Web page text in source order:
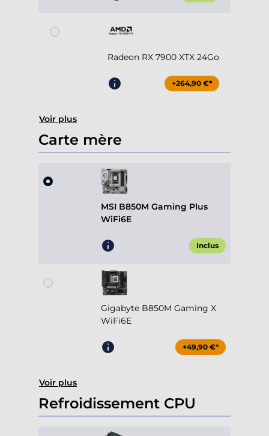
Radeon RX 7900 XTX 24Go
+264,90 €*
Voir plus
Carte mère
MSI B850M Gaming Plus
WiFi6E
Inclus
Gigabyte B850M Gaming X
WiFi6E
+49,90 €*
Voir plus
Refroidissement CPU